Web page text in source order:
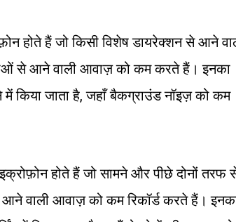
होते हैं जो किसी विशेष डायरेक्शन से आने
से आने वाली आवाज़ को कम करते हैं। इनका
में किया जाता है, जहाँ बैकग्राउंड नॉइज़ को कम
होते हैं जो सामने और पीछे दोनों तरफ
वाली आवाज़ को कम रिकॉर्ड करते हैं।